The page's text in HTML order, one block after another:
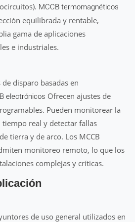
MCCB termomagnéticos
equilibrada y rentable,
gama de aplicaciones
e industriales.
disparo basadas en
electrónicos Ofrecen ajustes de
Pueden monitorear la
real y detectar fallas
tierra y de arco. Los MCCB
monitoreo remoto, lo que los
complejas y críticas.
de uso general utilizados en